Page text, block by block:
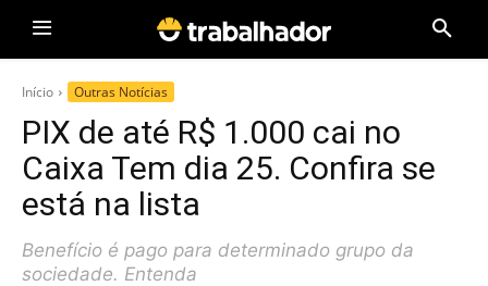
Início Outras Notícias
PIX de até R$ 1.000 cai no
Caixa Tem dia 25. Confira se
está na lista
Benefício é pago para determinado grupo da
sociedade. Entenda